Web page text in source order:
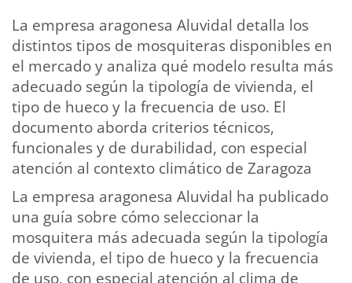
La empresa aragonesa Aluvidal detalla los
distintos tipos de mosquiteras disponibles en
el mercado y analiza qué modelo resulta más
adecuado según la tipología de vivienda, el
tipo de hueco y la frecuencia de uso. El
documento aborda criterios técnicos,
funcionales y de durabilidad, con especial
atención al contexto climático de Zaragoza
La empresa aragonesa Aluvidal ha publicado
una guía sobre cómo seleccionar la
mosquitera más adecuada según la tipología
de vivienda, el tipo de hueco y la frecuencia
de uso, con especial atención al clima de